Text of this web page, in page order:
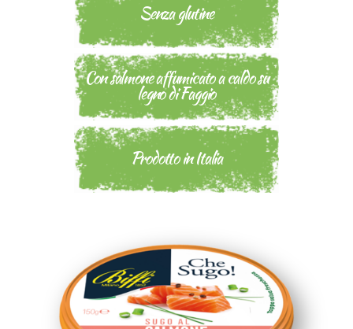
Senza glutine
Con salmone affumicato a caldo su
legno di Faggio
Prodotto in Italia